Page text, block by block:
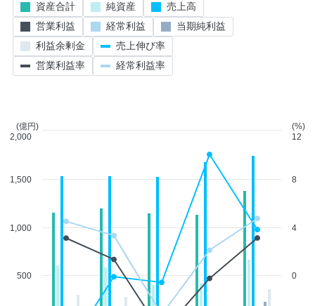
500
1,000
1,500
(億円)
2,000
0
4
8
(%)
12
資産合計 純資産
売上高
営業利益
経常利益
当期純利益
利益余剰金
売上伸び率
営業利益率
経常利益率